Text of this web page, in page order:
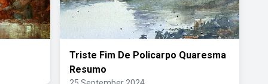
Triste Fim De Policarpo Quaresma
Resumo